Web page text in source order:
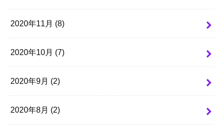
2020年11月 (8)
2020年10月 (7)
2020年9月 (2)
2020年8月 (2)